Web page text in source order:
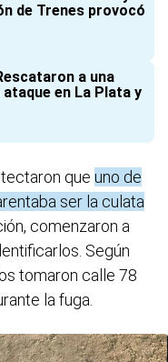
de Trenes provocó
a una
en La Plata y
que uno de
ser la culata
comenzaron a
Según
tomaron calle 78
la fuga.